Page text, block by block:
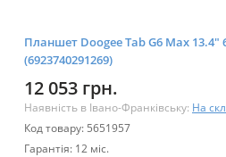
Планшет Doogee Tab G6 Max 13.4"
(6923740291269)
12 053 грн.
Наявність в Івано-Франківську: На
Код товару: 5651957
Гарантія: 12 міс.